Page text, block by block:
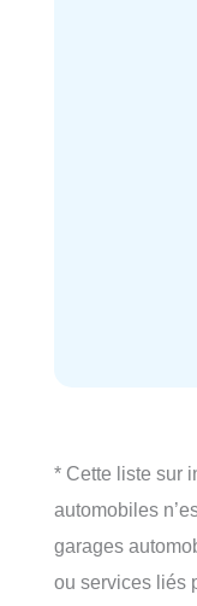
* Cette liste sur
automobiles
garages
ou services liés